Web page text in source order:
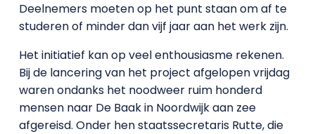
Deelnemers moeten op het punt staan om af te
studeren of minder dan vijf jaar aan het werk zijn.
Het initiatief kan op veel enthousiasme rekenen.
Bij de lancering van het project afgelopen vrijdag
waren ondanks het noodweer ruim honderd
mensen naar De Baak in Noordwijk aan zee
afgereisd. Onder hen staatssecretaris Rutte, die